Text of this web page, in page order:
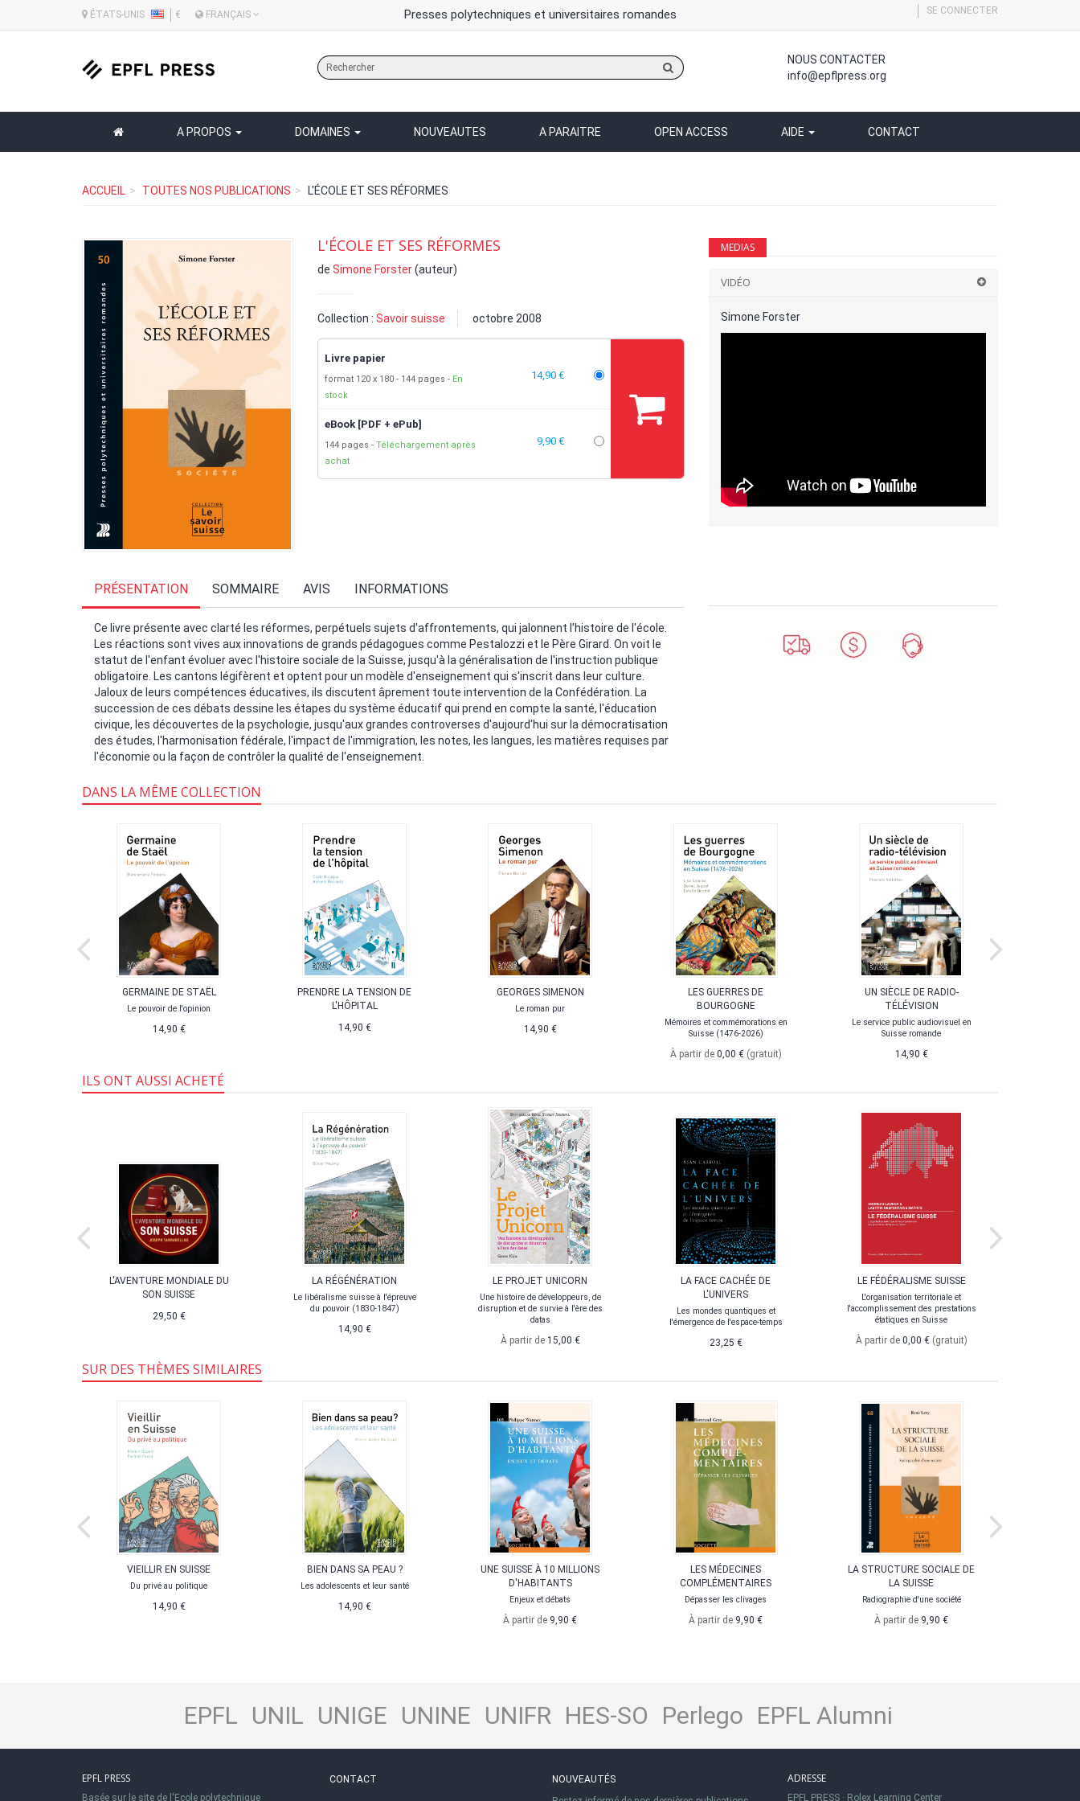
ÉTATS-UNIS € FRANÇAIS Presses polytechniques et universitaires romandes SE CONNECTER
sur
site
NOUS CONTACTER
info@epflpress.org
A PROPOS DOMAINES NOUVEAUTES A PARAITRE OPEN ACCESS AIDE CONTACT
ACCUEIL TOUTES NOS PUBLICATIONS L'ÉCOLE ET SES RÉFORMES
L'ÉCOLE ET SES RÉFORMES
de Simone Forster(auteur)
Collection : Savoir suisse octobre 2008
Livre papier
format 120 x 180 144 pages
En
stock
14,90 €
eBook [PDF + ePub]
144 pages
Téléchargement après
achat
9,90 €
MEDIAS
VIDÉO
Simone Forster
PRÉSENTATION SOMMAIRE AVIS INFORMATIONS
Ce livre présente avec clarté les réformes, perpétuels sujets d'affrontements, qui jalonnent l'histoire de l'école.
Les réactions sont vives aux innovations de grands pédagogues comme Pestalozzi et le Père Girard. On voit le
statut de l'enfant évoluer avec l'histoire sociale de la Suisse, jusqu'à la généralisation de l'instruction publique
obligatoire. Les cantons légifèrent et optent pour un modèle d'enseignement qui s'inscrit dans leur culture.
Jaloux de leurs compétences éducatives, ils discutent âprement toute intervention de la Confédération. La
succession de ces débats dessine les étapes du système éducatif qui prend en compte la santé, l'éducation
civique, les découvertes de la psychologie, jusqu'aux grandes controverses d'aujourd'hui sur la démocratisation
des études, l'harmonisation fédérale, l'impact de l'immigration, les notes, les langues, les matières requises par
l'économie ou la façon de contrôler la qualité de l'enseignement.
DANS LA MÊME COLLECTION
GERMAINE DE STAËL
Le pouvoir de l'opinion
14,90 €
PRENDRE LA TENSION DE
L'HÔPITAL
14,90 €
GEORGES SIMENON
Le roman pur
14,90 €
LES GUERRES DE
BOURGOGNE
Mémoires et commémorations en
Suisse (1476-2026)
À partir de 0,00 € (gratuit)
UN SIÈCLE DE RADIO-
TÉLÉVISION
Le service public audiovisuel en
Suisse romande
14,90 €
ILS ONT AUSSI ACHETÉ
L'AVENTURE MONDIALE DU
SON SUISSE
29,50 €
LA RÉGÉNÉRATION
Le libéralisme suisse à l'épreuve
du pouvoir (1830-1847)
14,90 €
LE PROJET UNICORN
Une histoire de développeurs, de
disruption et de survie à l'ère des
datas
À partir de 15,00 €
LA FACE CACHÉE DE
L'UNIVERS
Les mondes quantiques et
l'émergence de l'espace-temps
23,25 €
LE FÉDÉRALISME SUISSE
L'organisation territoriale et
l'accomplissement des prestations
étatiques en Suisse
À partir de 0,00 € (gratuit)
SUR DES THÈMES SIMILAIRES
VIEILLIR EN SUISSE
Du privé au politique
14,90 €
BIEN DANS SA PEAU ?
Les adolescents et leur santé
14,90 €
UNE SUISSE À 10 MILLIONS
D'HABITANTS
Enjeux et débats
À partir de 9,90 €
LES MÉDECINES
COMPLÉMENTAIRES
Dépasser les clivages
À partir de 9,90 €
LA STRUCTURE SOCIALE DE
LA SUISSE
Radiographie d'une société
À partir de 9,90 €
EPFL UNIL UNIGE UNINE UNIFR HES-SO Perlego EPFL Alumni
EPFL PRESS
Basée sur le site de l'Ecole polytechnique
CONTACT
NOUVEAUTÉS
ADRESSE
EPFL PRESS · Rolex Learning Center